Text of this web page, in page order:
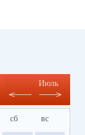
Июль
сб вс